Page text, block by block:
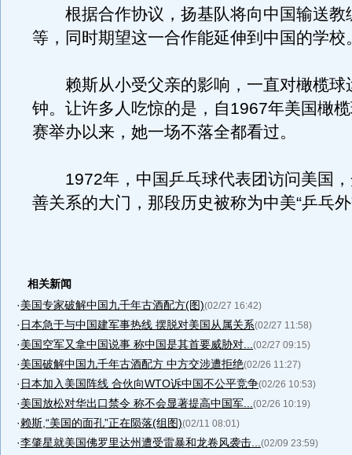
根据合作协议，扬基队将向中国输送教
等，同时期望这一合作能延伸到中国的学校
赖斯从小受父亲的影响，一直对橄榄球
钟。让许多人吃惊的是，自1967年美国橄
赛举办以来，她一场不落全都看过。
1972年，中国乒乓球代表团访问美国，
善关系的大门，那段历史被称为中美“乒乓
相关新闻
·美国专家破解中国九千年古酒配方(图)(02/27 16:42)
· 日本急于与中国建军事热线 摆脱对美国从属关系(02/27 11:58)
·美国空军又拿中国说事 称中国是其首要威胁对... (02/27 09:15)
·美国破解中国九千年古酒配方 中方交涉遭拒绝(02/26 11:27)
· 日本加入美国阵线 合伙向WTO诉中国不公平竞争(02/26 10:53)
·美国放松对华出口禁令 称不会显著提高中国军... (02/26 10:19)
·赖斯,“美国的面孔”正在陨落(组图)(02/11 08:01)
·李肇星就美国佛罗里达州遭受雷暴和龙卷风袭击... (02/09 23:59)